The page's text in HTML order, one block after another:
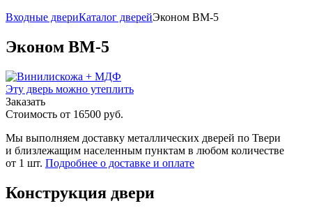
Входные двериКаталог дверейЭконом ВМ-5
Эконом ВМ-5
Эту дверь можно утеплить
Заказать
Стоимость от 16500 руб.
Мы выполняем доставку металлических дверей по Твери
и близлежащим населенным пунктам в любом количестве
от 1 шт. Подробнее о доставке и оплате
Конструкция двери